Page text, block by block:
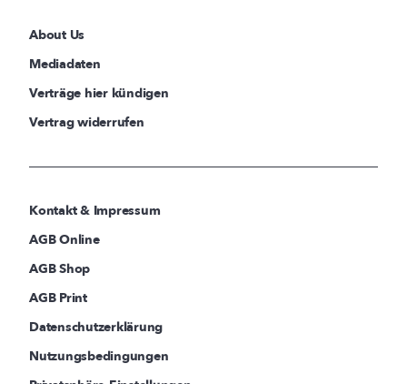
About Us
Mediadaten
Verträge hier kündigen
Vertrag widerrufen
Kontakt & Impressum
AGB Online
AGB Shop
AGB Print
Datenschutzerklärung
Nutzungsbedingungen